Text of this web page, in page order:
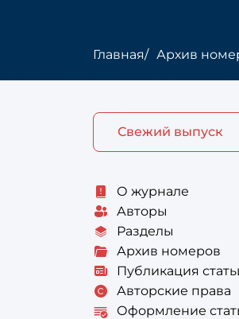
Главная Архив
Свежий выпуск
О журнале
Авторы
Разделы
Архив номеров
Публикация
Авторские права
Оформление